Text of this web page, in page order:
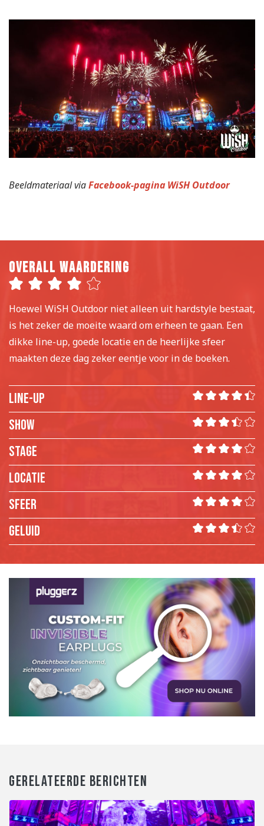
Beeldmateriaal viaFacebook-pagina WiSH Outdoor
Overall waardering
Hoewel WiSH Outdoor niet alleen uit hardstyle bestaat,
is het zeker de moeite waard om erheen te gaan. Een
dikke line-up, goede locatie en de heerlijke sfeer
maakten deze dag zeker eentje voor in de boeken.
Line-up
Show
Stage
Locatie
Sfeer
Geluid
GERELATEERDE BERICHTEN